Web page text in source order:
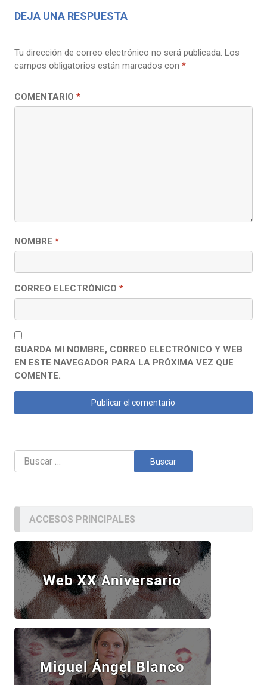
DEJA UNA RESPUESTA
Tu dirección de correo electrónico no será publicada. Los
campos obligatorios están marcados con *
COMENTARIO *
NOMBRE *
CORREO ELECTRÓNICO *
GUARDA MI NOMBRE, CORREO ELECTRÓNICO Y WEB
EN ESTE NAVEGADOR PARA LA PRÓXIMA VEZ QUE
COMENTE.
Buscar:
ACCESOS PRINCIPALES